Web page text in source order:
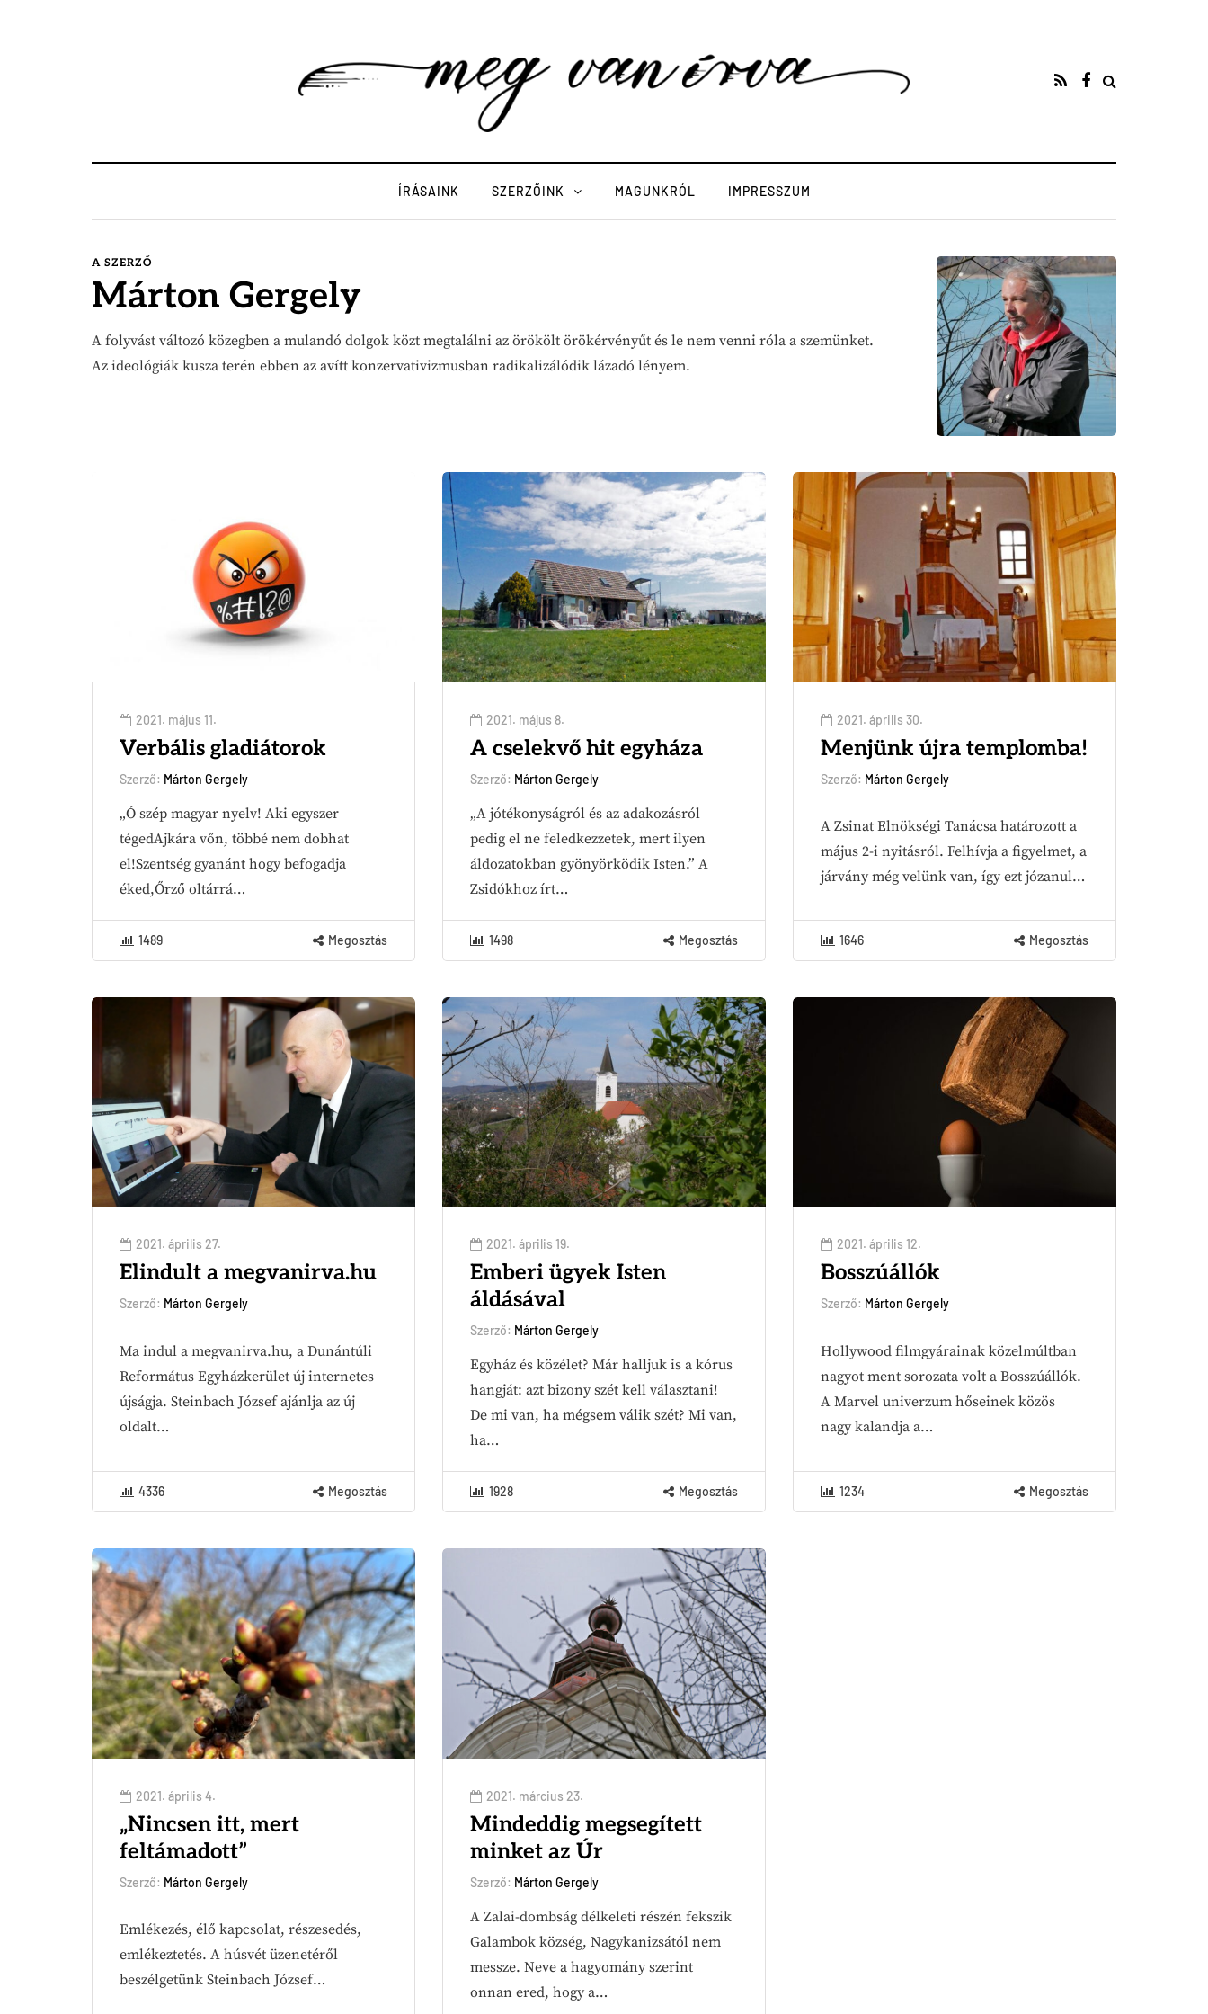
ÍRÁSAINK SZERZŐINK MAGUNKRÓL IMPRESSZUM
A SZERZŐ
Márton Gergely
A folyvást változó közegben a mulandó dolgok közt megtalálni az örökölt örökérvényűt és le nem venni róla a szemünket.
Az ideológiák kusza terén ebben az avítt konzervativizmusban radikalizálódik lázadó lényem.
2021. május 11.
Verbális gladiátorok
Szerző: Márton Gergely
„Ó szép magyar nyelv! Aki egyszer
tégedAjkára vőn, többé nem dobhat
el!Szentség gyanánt hogy befogadja
éked,Őrző oltárrá…
1489 Megosztás
2021. május 8.
A cselekvő hit egyháza
Szerző: Márton Gergely
„A jótékonyságról és az adakozásról
pedig el ne feledkezzetek, mert ilyen
áldozatokban gyönyörködik Isten.” A
Zsidókhoz írt…
1498 Megosztás
2021. április 30.
Menjünk újra templomba!
Szerző: Márton Gergely
A Zsinat Elnökségi Tanácsa határozott a
május 2-i nyitásról. Felhívja a figyelmet, a
járvány még velünk van, így ezt józanul…
1646 Megosztás
2021. április 27.
Elindult a megvanirva.hu
Szerző: Márton Gergely
Ma indul a megvanirva.hu, a Dunántúli
Református Egyházkerület új internetes
újságja. Steinbach József ajánlja az új
oldalt…
4336 Megosztás
2021. április 19.
Emberi ügyek Isten
áldásával
Szerző: Márton Gergely
Egyház és közélet? Már halljuk is a kórus
hangját: azt bizony szét kell választani!
De mi van, ha mégsem válik szét? Mi van,
ha…
1928 Megosztás
2021. április 12.
Bosszúállók
Szerző: Márton Gergely
Hollywood filmgyárainak közelmúltban
nagyot ment sorozata volt a Bosszúállók.
A Marvel univerzum hőseinek közös
nagy kalandja a…
1234 Megosztás
2021. április 4.
„Nincsen itt, mert
feltámadott”
Szerző: Márton Gergely
Emlékezés, élő kapcsolat, részesedés,
emlékeztetés. A húsvét üzenetéről
beszélgetünk Steinbach József…
2021. március 23.
Mindeddig megsegített
minket az Úr
Szerző: Márton Gergely
A Zalai-dombság délkeleti részén fekszik
Galambok község, Nagykanizsától nem
messze. Neve a hagyomány szerint
onnan ered, hogy a…